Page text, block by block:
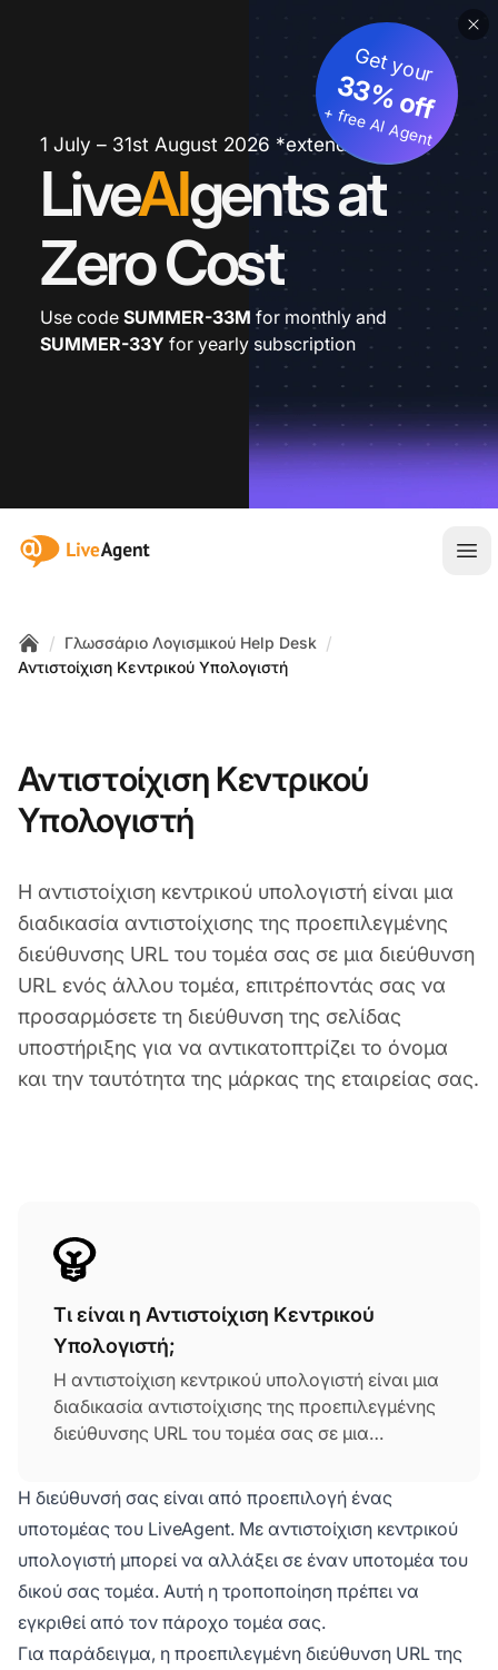
1 July – 31st August 2026 *extended
LiveAIgents at
Zero Cost
Get your
33% off
+ free AI Agent
Use code SUMMER-33M for monthly and
SUMMER-33Y for yearly subscription
:site.title
Home
/ Γλωσσάριο Λογισμικού Help Desk /
Αντιστοίχιση Κεντρικού Υπολογιστή
Αντιστοίχιση Κεντρικού
Υπολογιστή
Η αντιστοίχιση κεντρικού υπολογιστή είναι μια
διαδικασία αντιστοίχισης της προεπιλεγμένης
διεύθυνσης URL του τομέα σας σε μια διεύθυνση
URL ενός άλλου τομέα, επιτρέποντάς σας να
προσαρμόσετε τη διεύθυνση της σελίδας
υποστήριξης για να αντικατοπτρίζει το όνομα
και την ταυτότητα της μάρκας της εταιρείας σας.
Τι είναι η Αντιστοίχιση Κεντρικού
Υπολογιστή;
Η αντιστοίχιση κεντρικού υπολογιστή είναι μια
διαδικασία αντιστοίχισης της προεπιλεγμένης
διεύθυνσης URL του τομέα σας σε μια
τον τρόπο, η διεύθυνση URL μπορεί να
περιλαμβάνει το όνομα της εταιρείας σας.
Η διεύθυνσή σας είναι από προεπιλογή ένας
υποτομέας του LiveAgent. Με αντιστοίχιση κεντρικού
υπολογιστή μπορεί να αλλάξει σε έναν υποτομέα του
δικού σας τομέα. Αυτή η τροποποίηση πρέπει να
εγκριθεί από τον πάροχο τομέα σας.
Για παράδειγμα, η προεπιλεγμένη διεύθυνση URL της